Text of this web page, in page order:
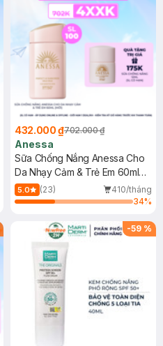
432.000 ₫702.000 ₫
Anessa
Sữa Chống Nắng Anessa Cho
Da Nhạy Cảm & Trẻ Em 60ml
(Mới)
5.0 (23)
410/tháng
34%
-59 %